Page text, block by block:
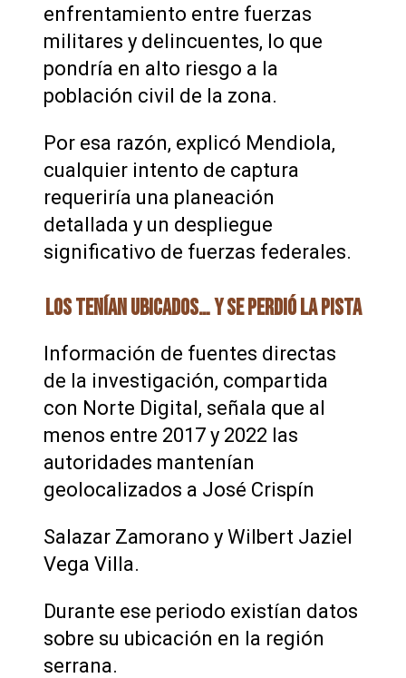
enfrentamiento entre fuerzas
militares y delincuentes, lo que
pondría en alto riesgo a la
población civil de la zona.
Por esa razón, explicó Mendiola,
cualquier intento de captura
requeriría una planeación
detallada y un despliegue
significativo de fuerzas federales.
LOS TENÍAN UBICADOS… Y SE PERDIÓ LA PISTA
Información de fuentes directas
de la investigación, compartida
con Norte Digital, señala que al
menos entre 2017 y 2022 las
autoridades mantenían
geolocalizados a José Crispín
Salazar Zamorano y Wilbert Jaziel
Vega Villa.
Durante ese periodo existían datos
sobre su ubicación en la región
serrana.